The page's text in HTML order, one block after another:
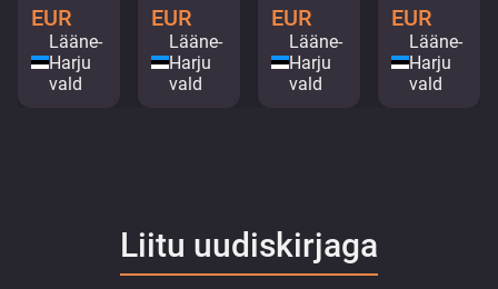
EUR
Lääne-
Harju
vald
EUR
Lääne-
Harju
vald
EUR
Lääne-
Harju
vald
EUR
Lääne-
Harju
vald
Liitu uudiskirjaga